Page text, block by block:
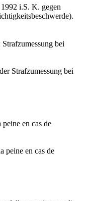
i.S. K. gegen
Strafzumessung bei
Strafzumessung bei
en cas de
peine en cas de